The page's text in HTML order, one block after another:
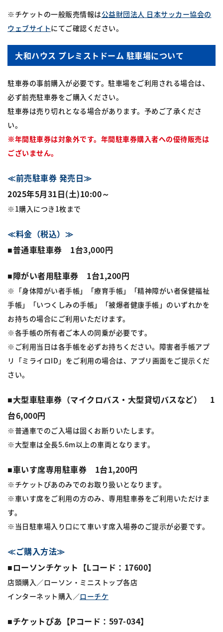
※チケットの一般販売情報は公益財団法人 日本サッカー協会の
ウェブサイトにてご確認ください。
大和ハウス プレミストドーム 駐車場について
駐車券の事前購入が必要です。駐車場をご利用される場合は、
必ず前売駐車券をご購入ください。
駐車券は売り切れとなる場合があります。予めご了承くださ
い。
※年間駐車券は対象外です。年間駐車券購入者への優待販売は
ございません。
≪前売駐車券 発売日≫
2025年5月31日(土)10:00～
※1購入につき1枚まで
≪料金（税込）≫
■普通車駐車券 1台3,000円
■障がい者用駐車券 1台1,200円
※「身体障がい者手帳」「療育手帳」「精神障がい者保健福祉
手帳」「いつくしみの手帳」「被爆者健康手帳」のいずれかを
お持ちの場合にご利用いただけます。
※各手帳の所有者ご本人の同乗が必要です。
※ご利用当日は各手帳を必ずお持ちください。障害者手帳アプ
リ「ミライロID」をご利用の場合は、アプリ画面をご提示くだ
さい。
■大型車駐車券（マイクロバス・大型貸切バスなど） 1
台6,000円
※普通車でのご入場は固くお断りいたします。
※大型車は全長5.6m以上の車両となります。
■車いす席専用駐車券 1台1,200円
※チケットぴあのみでのお取り扱いとなります。
※車いす席をご利用の方のみ、専用駐車券をご利用いただけま
す。
※当日駐車場入り口にて車いす席入場券のご提示が必要です。
≪ご購入方法≫
■ローソンチケット【Lコード：17600】
店頭購入／ローソン・ミニストップ各店
インターネット購入／ローチケ
■チケットぴあ【Pコード：597-034】